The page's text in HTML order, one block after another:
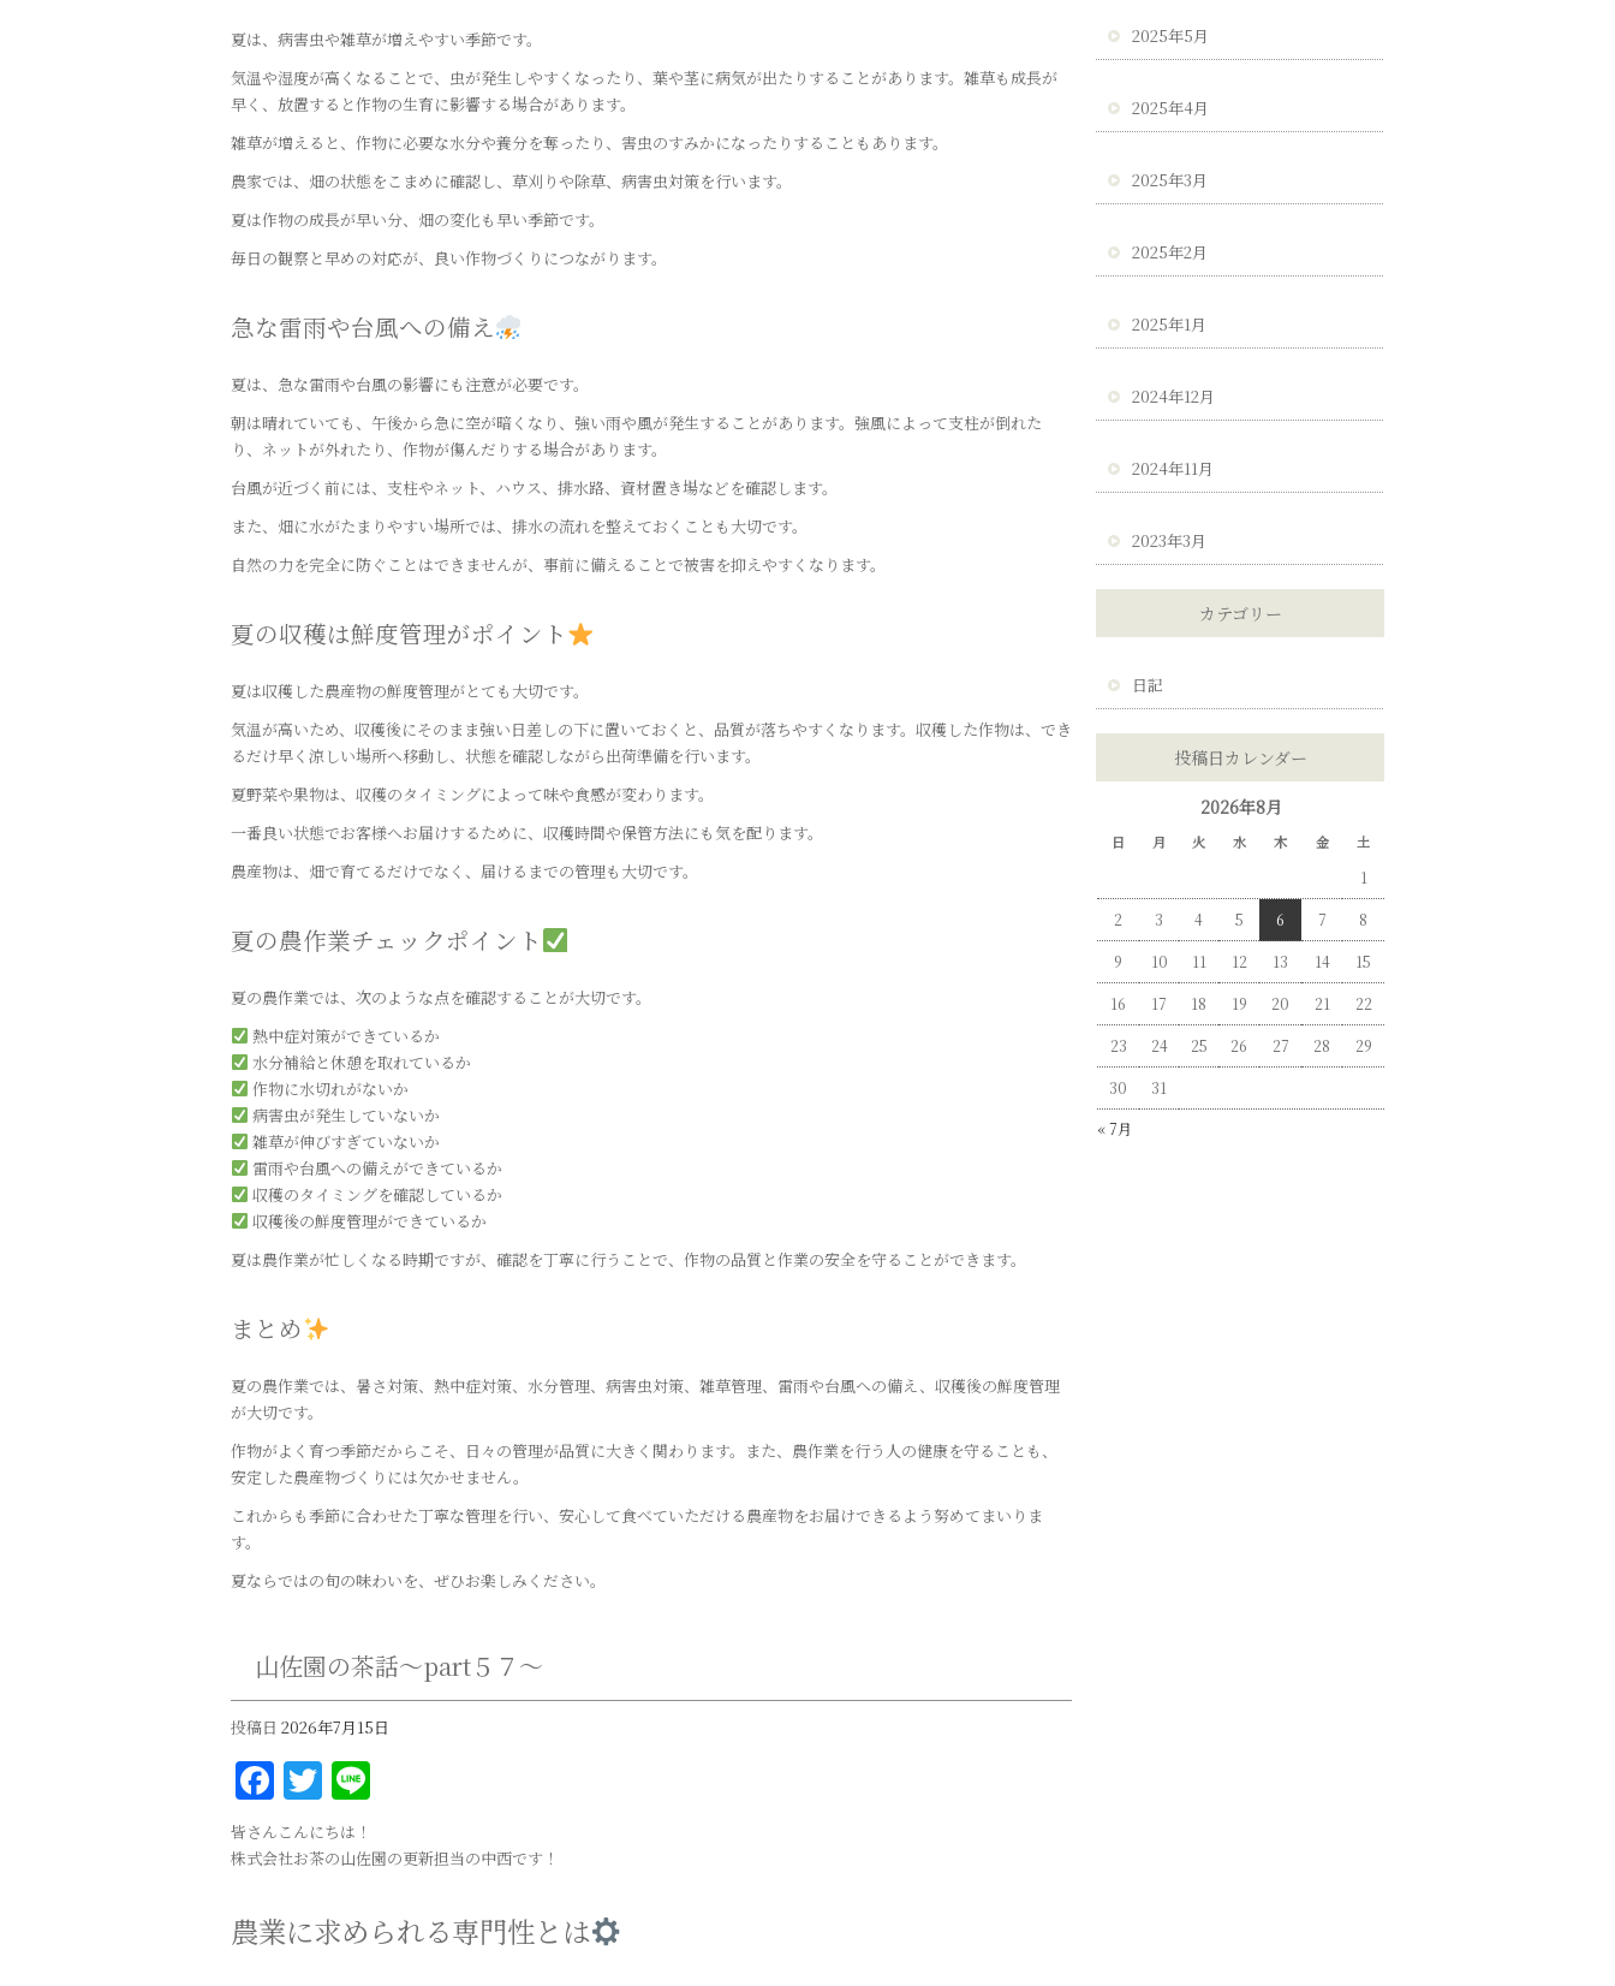
夏は、病害虫や雑草が増えやすい季節です。
気温や湿度が高くなることで、虫が発生しやすくなったり、葉や茎に病気が出たりすることがあります。雑草も成長が
早く、放置すると作物の生育に影響する場合があります。
雑草が増えると、作物に必要な水分や養分を奪ったり、害虫のすみかになったりすることもあります。
農家では、畑の状態をこまめに確認し、草刈りや除草、病害虫対策を行います。
夏は作物の成長が早い分、畑の変化も早い季節です。
毎日の観察と早めの対応が、良い作物づくりにつながります。
急な雷雨や台風への備え
夏は、急な雷雨や台風の影響にも注意が必要です。
朝は晴れていても、午後から急に空が暗くなり、強い雨や風が発生することがあります。強風によって支柱が倒れた
り、ネットが外れたり、作物が傷んだりする場合があります。
台風が近づく前には、支柱やネット、ハウス、排水路、資材置き場などを確認します。
また、畑に水がたまりやすい場所では、排水の流れを整えておくことも大切です。
自然の力を完全に防ぐことはできませんが、事前に備えることで被害を抑えやすくなります。
夏の収穫は鮮度管理がポイント
夏は収穫した農産物の鮮度管理がとても大切です。
気温が高いため、収穫後にそのまま強い日差しの下に置いておくと、品質が落ちやすくなります。収穫した作物は、でき
るだけ早く涼しい場所へ移動し、状態を確認しながら出荷準備を行います。
夏野菜や果物は、収穫のタイミングによって味や食感が変わります。
一番良い状態でお客様へお届けするために、収穫時間や保管方法にも気を配ります。
農産物は、畑で育てるだけでなく、届けるまでの管理も大切です。
夏の農作業チェックポイント
夏の農作業では、次のような点を確認することが大切です。
熱中症対策ができているか
水分補給と休憩を取れているか
作物に水切れがないか
病害虫が発生していないか
雑草が伸びすぎていないか
雷雨や台風への備えができているか
収穫のタイミングを確認しているか
収穫後の鮮度管理ができているか
夏は農作業が忙しくなる時期ですが、確認を丁寧に行うことで、作物の品質と作業の安全を守ることができます。
まとめ
夏の農作業では、暑さ対策、熱中症対策、水分管理、病害虫対策、雑草管理、雷雨や台風への備え、収穫後の鮮度管理
が大切です。
作物がよく育つ季節だからこそ、日々の管理が品質に大きく関わります。また、農作業を行う人の健康を守ることも、
安定した農産物づくりには欠かせません。
これからも季節に合わせた丁寧な管理を行い、安心して食べていただける農産物をお届けできるよう努めてまいりま
す。
夏ならではの旬の味わいを、ぜひお楽しみください。
山佐園の茶話～part５７～
投稿日 2026年7月15日
Facebook
Twitter
皆さんこんにちは！
株式会社お茶の山佐園の更新担当の中西です！
農業に求められる専門性とは
2025年5月
2025年4月
2025年3月
2025年2月
2025年1月
2024年12月
2024年11月
2023年3月
カテゴリー
日記
投稿日カレンダー
2026年8月
日 月 火 水 木 金 土
« 7月
1
2 3 4 5 6 7 8
9 10 11 12 13 14 15
16 17 18 19 20 21 22
23 24 25 26 27 28 29
30 31